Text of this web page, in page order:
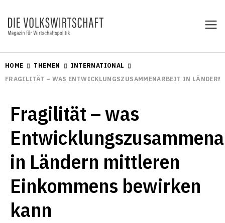
HOME THEMEN
INTERNATIONAL
FRAGILITÄT – WAS ENTWICKLUNGSZUSAMMENARBEIT IN
Fragilität – was
in Ländern mittleren
Einkommens bewirken
kann